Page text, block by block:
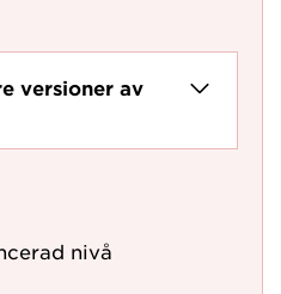
versioner av
nivå